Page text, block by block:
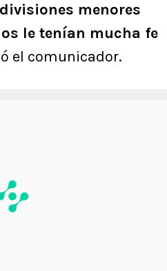
menores
le tenían mucha fe
el comunicador.